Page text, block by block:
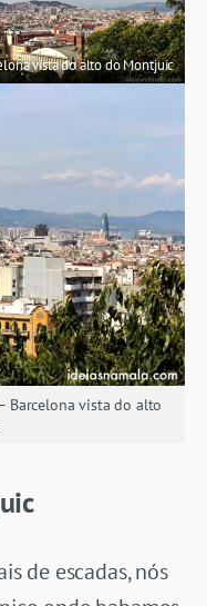
vista do alto do Montjuic
Barcelona vista do alto
de escadas, nós